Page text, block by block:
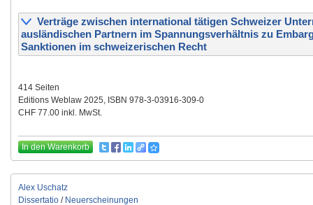
Verträge zwischen international tätigen Schweizer
ausländischen Partnern im Spannungsverhältnis zu
Sanktionen im schweizerischen Recht
414 Seiten
Editions Weblaw 2025, ISBN 978-3-03916-309-0
CHF 77.00 inkl. MwSt.
In den Warenkorb
Alex Uschatz
Dissertatio / Neuerscheinungen